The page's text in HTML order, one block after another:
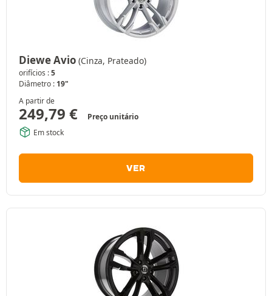
Diewe Avio (Cinza, Prateado)
orifícios :5
Diâmetro : 19"
A partir de
249,79 €
Preço unitário
Em stock
VER